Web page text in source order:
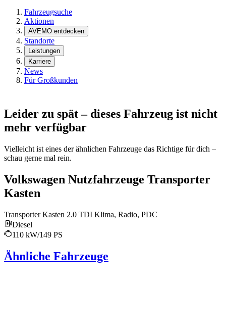
Fahrzeugsuche
Aktionen
AVEMO entdecken
Standorte
Leistungen
Karriere
News
Für Großkunden
Leider zu spät – dieses Fahrzeug ist nicht
mehr verfügbar
Vielleicht ist eines der ähnlichen Fahrzeuge das Richtige für dich –
schau gerne mal rein.
Volkswagen Nutzfahrzeuge Transporter
Kasten
Transporter Kasten 2.0 TDI Klima, Radio, PDC
Diesel
110 kW/149 PS
Ähnliche Fahrzeuge